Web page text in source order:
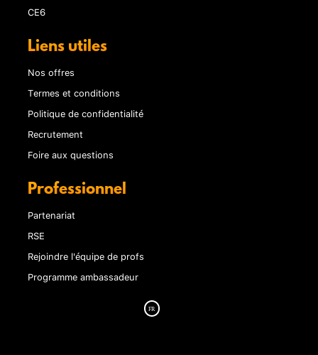
CE6
Liens utiles
Nos offres
Termes et conditions
Politique de confidentialité
Recrutement
Foire aux questions
Professionnel
Partenariat
RSE
Rejoindre l'équipe de profs
Programme ambassadeur